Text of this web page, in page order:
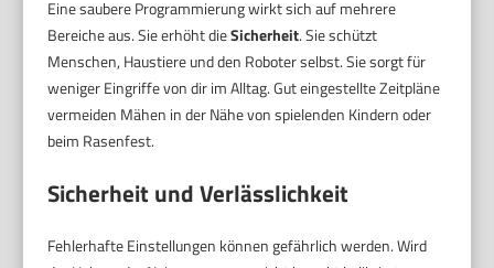
Eine saubere Programmierung wirkt sich auf mehrere
Bereiche aus. Sie erhöht dieSicherheit. Sie schützt
Menschen, Haustiere und den Roboter selbst. Sie sorgt für
weniger Eingriffe von dir im Alltag. Gut eingestellte Zeitpläne
vermeiden Mähen in der Nähe von spielenden Kindern oder
beim Rasenfest.
Sicherheit und Verlässlichkeit
Fehlerhafte Einstellungen können gefährlich werden. Wird